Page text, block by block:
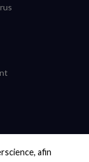
afin
»